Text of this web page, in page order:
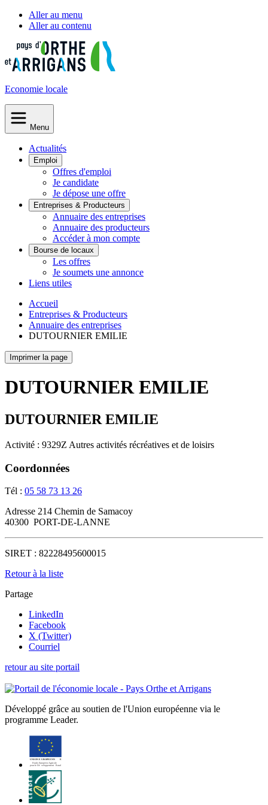
Aller au menu
Aller au contenu
Economie locale
Menu
Actualités
Emploi
Offres d'emploi
Je candidate
Je dépose une offre
Entreprises & Producteurs
Annuaire des entreprises
Annuaire des producteurs
Accéder à mon compte
Bourse de locaux
Les offres
Je soumets une annonce
Liens utiles
Accueil
Entreprises & Producteurs
Annuaire des entreprises
DUTOURNIER EMILIE
Imprimer la page
DUTOURNIER EMILIE
DUTOURNIER EMILIE
Activité : 9329Z Autres activités récréatives et de loisirs
Coordonnées
Tél : 05 58 73 13 26
Adresse 214 Chemin de Samacoy
40300 PORT-DE-LANNE
SIRET : 82228495600015
Retour à la liste
Partage
LinkedIn
Facebook
X (Twitter)
Courriel
retour au site portail
Développé grâce au soutien de l'Union européenne via le
programme Leader.